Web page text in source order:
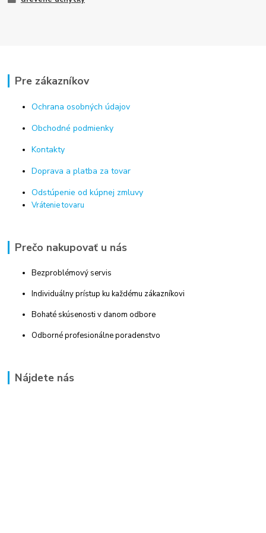
Pre zákazníkov
Ochrana osobných údajov
Obchodné podmienky
Kontakty
Doprava a platba za tovar
Odstúpenie od kúpnej zmluvy
Vrátenie tovaru
Prečo nakupovať u nás
Bezproblémový servis
Individuálny prístup ku každému zákazníkovi
Bohaté skúsenosti v danom odbore
Odborné profesionálne poradenstvo
Nájdete nás